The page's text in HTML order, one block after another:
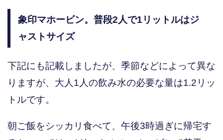
象印マホービン。普段2人で1リットルはジ
ャストサイズ
下記にも記載しましたが、季節などによって異な
りますが、大人1人の飲み水の必要な量は1.2リッ
トルです。
朝ご飯をシッカリ食べて、午後3時過ぎに帰宅す